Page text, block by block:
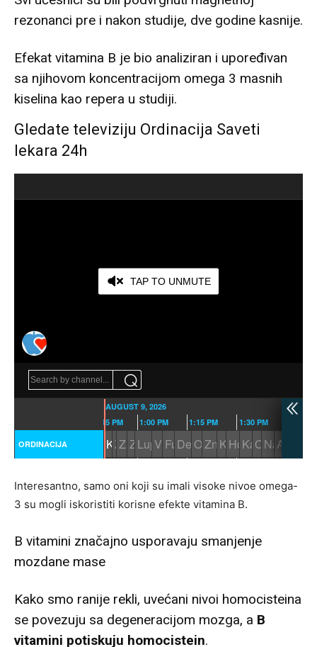
rezonanci pre i nakon studije, dve godine kasnije.
Efekat vitamina B je bio analiziran i upoređivan
sa njihovom koncentracijom omega 3 masnih
kiselina kao repera u studiji.
Gledate televiziju Ordinacija Saveti
lekara 24h
Interesantno, samo oni koji su imali visoke nivoe omega-
3 su mogli iskoristiti korisne efekte vitamina B.
B vitamini značajno usporavaju smanjenje
mozdane mase
Kako smo ranije rekli, uvećani nivoi homocisteina
se povezuju sa degeneracijom mozga, a B
vitamini potiskuju homocistein.